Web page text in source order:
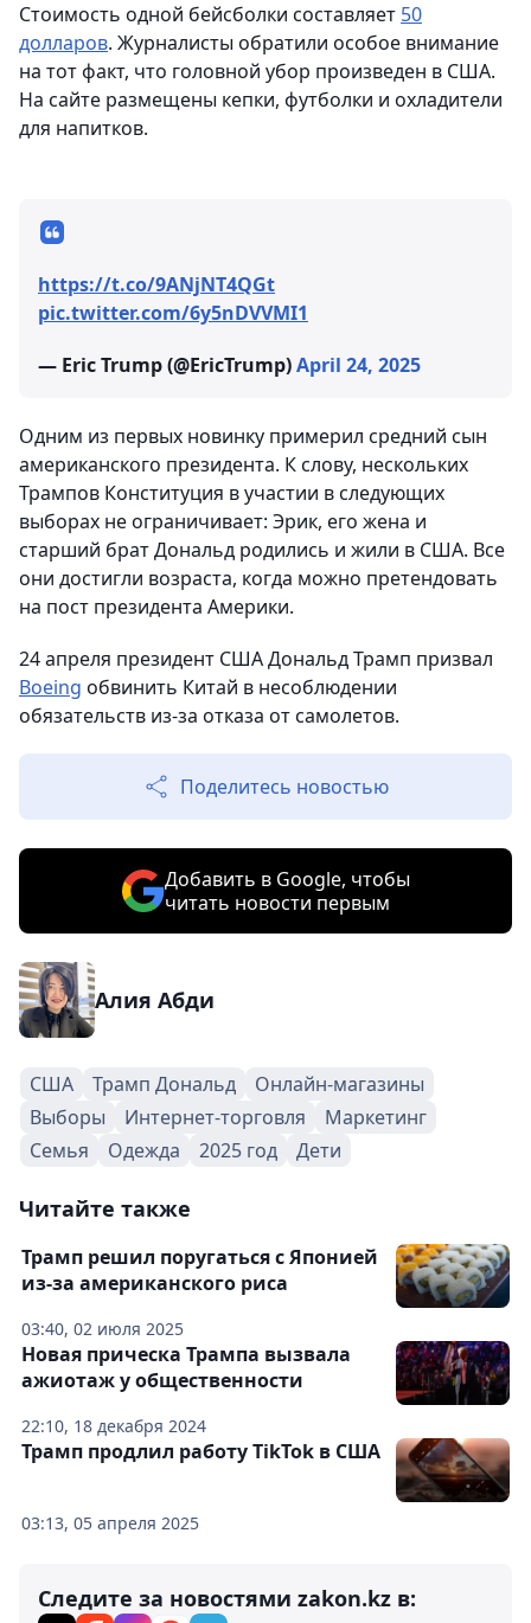
Стоимость одной бейсболки составляет 50
долларов. Журналисты обратили особое внимание
на тот факт, что головной убор произведен в США.
На сайте размещены кепки, футболки и охладители
для напитков.
https://t.co/9ANjNT4QGt
pic.twitter.com/6y5nDVVMI1
— Eric Trump (@EricTrump)April 24, 2025
Одним из первых новинку примерил средний сын
американского президента. К слову, нескольких
Трампов Конституция в участии в следующих
выборах не ограничивает: Эрик, его жена и
старший брат Дональд родились и жили в США. Все
они достигли возраста, когда можно претендовать
на пост президента Америки.
24 апреля президент США Дональд Трамп призвал
Boeing обвинить Китай в несоблюдении
обязательств из-за отказа от самолетов.
Поделитесь новостью
Добавить в Google, чтобы
читать новости первым
Алия Абди
США Трамп Дональд
Онлайн-магазины
Выборы
Интернет-торговля
Маркетинг
Семья
Одежда 2025 год Дети
Читайте также
03:40, 02 июля 2025
Трамп решил поругаться с Японией
из-за американского риса
22:10, 18 декабря 2024
Новая прическа Трампа вызвала
ажиотаж у общественности
03:13, 05 апреля 2025
Трамп продлил работу TikTok в США
Следите за новостями zakon.kz в: